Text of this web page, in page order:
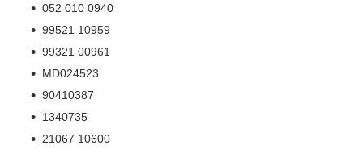
052 010 0940
99521 10959
99321 00961
MD024523
90410387
1340735
21067 10600